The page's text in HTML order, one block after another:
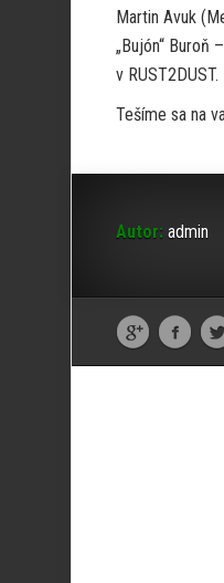
Martin Avuk
„Bujón“ Buroň
v RUST2DUST.
Tešíme sa na
Autor: admin